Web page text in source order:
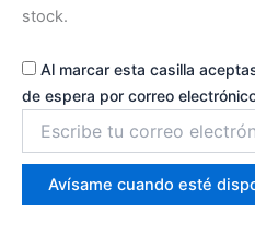
stock.
Al marcar esta casilla
de espera por correo
correo
para
unirte
Avísame cuando esté